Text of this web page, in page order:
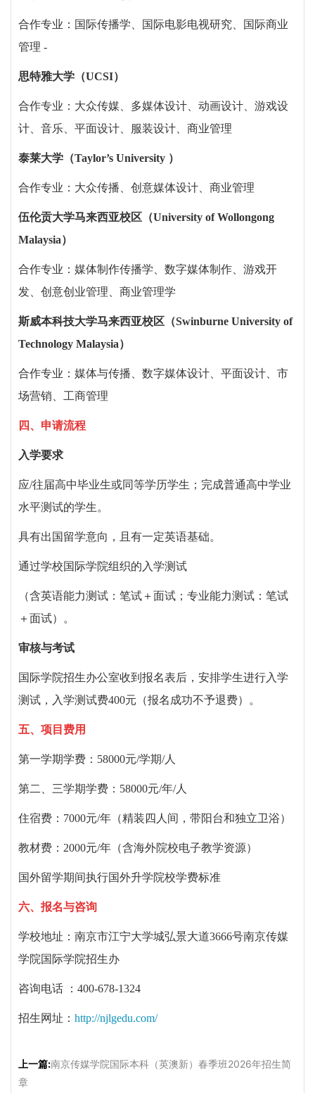
合作专业：国际传播学、国际电影电视研究、国际商业
管理 -
思特雅大学（UCSI）
合作专业：大众传媒、多媒体设计、动画设计、游戏设
计、音乐、平面设计、服装设计、商业管理
泰莱大学（Taylor’s University ）
合作专业：大众传播、创意媒体设计、商业管理
伍伦贡大学马来西亚校区（University of Wollongong
Malaysia）
合作专业：媒体制作传播学、数字媒体制作、游戏开
发、创意创业管理、商业管理学
斯威本科技大学马来西亚校区（Swinburne University of
Technology Malaysia）
合作专业：媒体与传播、数字媒体设计、平面设计、市
场营销、工商管理
四、 申请流程
入学要求
应/往届高中毕业生或同等学历学生；完成普通高中学业
水平测试的学生。
具有出国留学意向，且有一定英语基础。
通过学校国际学院组织的入学测试
（含英语能力测试：笔试＋面试；专业能力测试：笔试
＋面试）。
审核与考试
国际学院招生办公室收到报名表后，安排学生进行入学
测试，入学测试费400元（报名成功不予退费）。
五、 项目费用
第一学期学费： 58000元/学期/人
第二、三学期学费： 58000元/年/人
住宿费： 7000元/年（精装四人间，带阳台和独立卫浴）
教材费： 2000元/年（含海外院校电子教学资源）
国外留学期间执行国外升学院校学费标准
六、 报名与咨询
学校地址： 南京市江宁大学城弘景大道3666号南京传媒
学院国际学院招生办
咨询电话 ： 400-678-1324
招生网址： http://njlgedu.com/
上一篇:南京传媒学院国际本科（英澳新）春季班2026年招生简
章